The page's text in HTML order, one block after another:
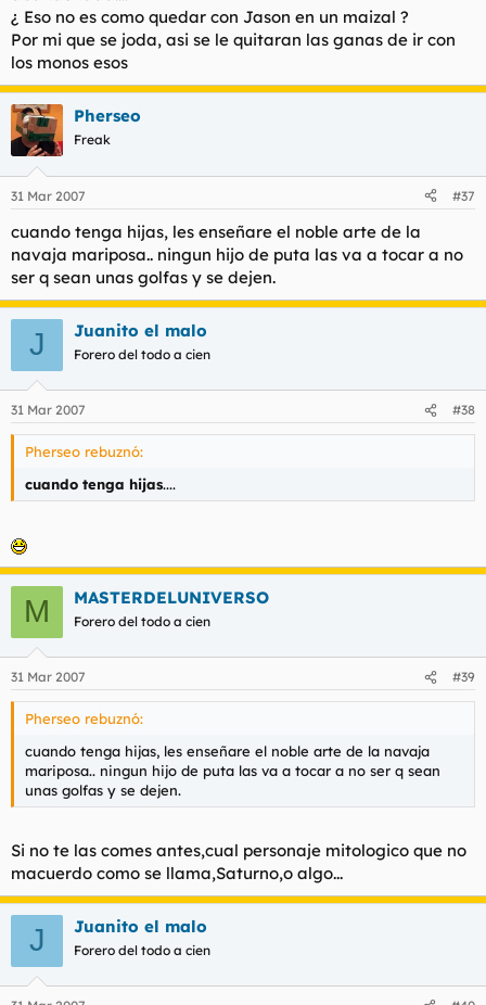
¿ Eso no es como quedar con Jason en un maizal ?
Por mi que se joda, asi se le quitaran las ganas de ir con
los monos esos
Pherseo
Freak
31 Mar 2007 #37
cuando tenga hijas, les enseñare el noble arte de la
navaja mariposa.. ningun hijo de puta las va a tocar a no
ser q sean unas golfas y se dejen.
J Juanito el malo
Forero del todo a cien
31 Mar 2007 #38
Pherseo rebuznó:
cuando tenga hijas....
M MASTERDELUNIVERSO
Forero del todo a cien
31 Mar 2007 #39
Pherseo rebuznó:
cuando tenga hijas, les enseñare el noble arte de la navaja
mariposa.. ningun hijo de puta las va a tocar a no ser q sean
unas golfas y se dejen.
Si no te las comes antes,cual personaje mitologico que no
macuerdo como se llama,Saturno,o algo...
J Juanito el malo
Forero del todo a cien